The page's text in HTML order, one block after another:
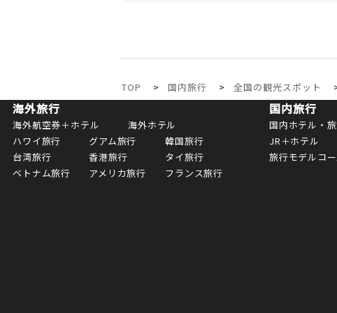
TOP 国内旅行 全国の観光スポット
海外旅行
海外航空券＋ホテル
海外ホテル
ハワイ旅行
グアム旅行
韓国旅行
台湾旅行
香港旅行
タイ旅行
ベトナム旅行
アメリカ旅行 フランス旅行
国内旅行
国内ホテル・
JR＋ホテル
旅行モデルコー